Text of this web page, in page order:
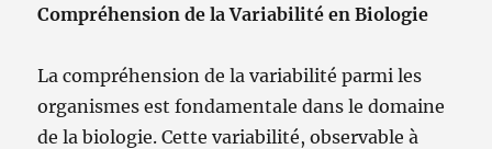
Compréhension de la Variabilité en Biologie
La compréhension de la variabilité parmi les
organismes est fondamentale dans le domaine
de la biologie. Cette variabilité, observable à